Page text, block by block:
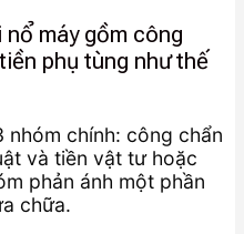
máy gồm công
phụ tùng như thế
chính: công chẩn
và tiền vật tư hoặc
phản ánh một phần
chữa.